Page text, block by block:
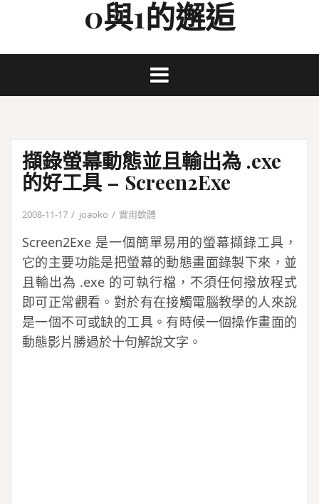
0與1的邂逅
擷錄螢幕動態並且輸出為 .exe
的好工具 – Screen2Exe
2008-11-17 joaoko 實用軟體
Screen2Exe 是一個簡單易用的螢幕擷錄工具，
它的主要功能是把螢幕的動態畫面錄製下來，並
且輸出為 .exe 的可執行檔，不須任何撥放程式
即可正常觀看。對於有在接觸電腦教學的人來說
是一個不可或缺的工具。有時候一個操作畫面的
動態影片勝過於十句解說文字。